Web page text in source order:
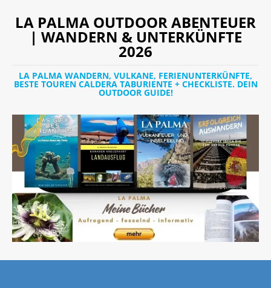
LA PALMA OUTDOOR ABENTEUER
| WANDERN & UNTERKÜNFTE
2026
LA PALMA WANDERN, VULKANE, FERIENUNTERKÜNFTE,
BESTE TOUREN CALDERA TABURIENTE + CHECKLISTE. DEIN
OUTDOOR GUIDE!